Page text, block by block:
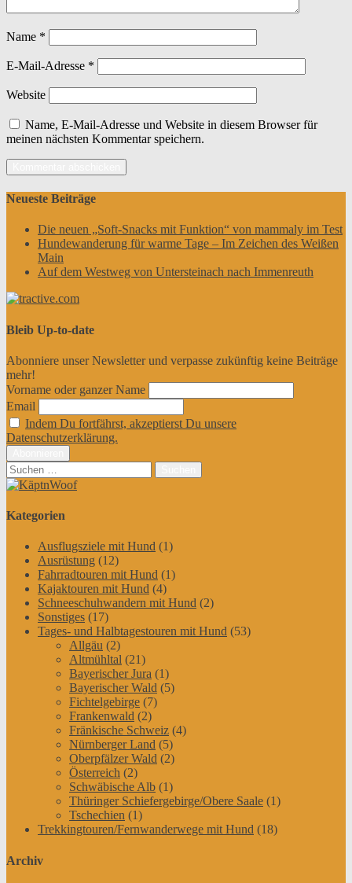
Name *
E-Mail-Adresse *
Website
Name, E-Mail-Adresse und Website in diesem Browser für
meinen nächsten Kommentar speichern.
Neueste Beiträge
Die neuen „Soft-Snacks mit Funktion“ von mammaly im Test
Hundewanderung für warme Tage – Im Zeichen des Weißen
Main
Auf dem Westweg von Untersteinach nach Immenreuth
Bleib Up-to-date
Abonniere unser Newsletter und verpasse zukünftig keine Beiträge
mehr!
Vorname oder ganzer Name
Email
Indem Du fortfährst, akzeptierst Du unsere
Datenschutzerklärung.
Suchen
nach:
Kategorien
Ausflugsziele mit Hund (1)
Ausrüstung (12)
Fahrradtouren mit Hund (1)
Kajaktouren mit Hund (4)
Schneeschuhwandern mit Hund (2)
Sonstiges (17)
Tages- und Halbtagestouren mit Hund (53)
Allgäu (2)
Altmühltal (21)
Bayerischer Jura (1)
Bayerischer Wald (5)
Fichtelgebirge (7)
Frankenwald (2)
Fränkische Schweiz (4)
Nürnberger Land (5)
Oberpfälzer Wald (2)
Österreich (2)
Schwäbische Alb (1)
Thüringer Schiefergebirge/Obere Saale (1)
Tschechien (1)
Trekkingtouren/Fernwanderwege mit Hund (18)
Archiv